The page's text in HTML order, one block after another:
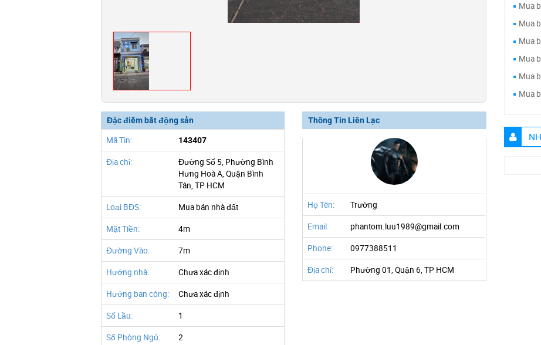
Đặc điểm bất động sản
Mã Tin: 143407
Địa chỉ:
Đường Số 5, Phường Bình
Hưng Hoà A, Quận Bình
Tân, TP HCM
Loại BĐS: Mua bán nhà đất
Mặt Tiền: 4m
Đường Vào: 7m
Hướng nhà: Chưa xác định
Hướng ban công: Chưa xác định
Số Lầu: 1
Số Phòng Ngủ: 2
Thông Tin Liên Lạc
Họ Tên: Trường
Email: phantom.luu1989@gmail.com
Phone: 0977388511
Địa chỉ: Phường 01, Quận 6, TP HCM
Mua
Mua
Mua
Mua
Mua
Mua